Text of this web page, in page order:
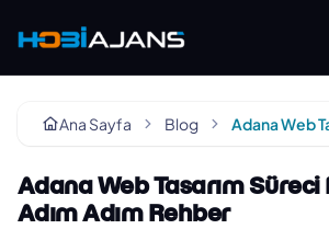
Ana Sayfa Blog
Adana Web Tasarım Süreci
Adım Adım Rehber